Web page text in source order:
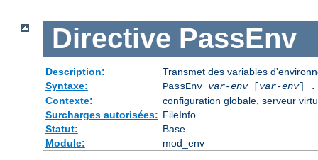
Directive PassEnv
Description:
Transmet des variables
Syntaxe:
PassEnv var-env[var-env]
Contexte:
configuration globale, serveur
Surcharges autorisées: FileInfo
Statut:
Base
Module:
mod_env